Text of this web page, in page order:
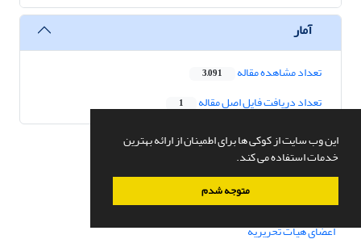
این وب سایت از کوکی ها برای اطمینان از ارائه بهترین
خدمات استفاده می کند.
متوجه شدم
آمار
تعداد مشاهده مقاله 3,091
تعداد دریافت فایل اصل مقاله 1
دسترسی سریع
اعضای هیات تحریریه